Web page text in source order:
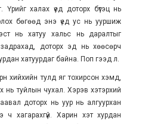
Үрийг халах үед доторх бүтэц нь
бөгөөд энэ үед ус нь ууршиж
нь хатуу хальс нь даралтыг
доторх эд нь хөөсөрч
хатуурдаг байна. Поп гээд л.
хийхийн тулд яг тохирсон хэмд,
нь туйлын чухал. Хэрэв хэтэрхий
доторх нь уур нь алгуурхан
ч хагарахгүй. Харин хэт хурдан